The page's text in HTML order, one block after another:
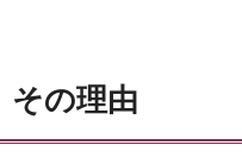
その理由